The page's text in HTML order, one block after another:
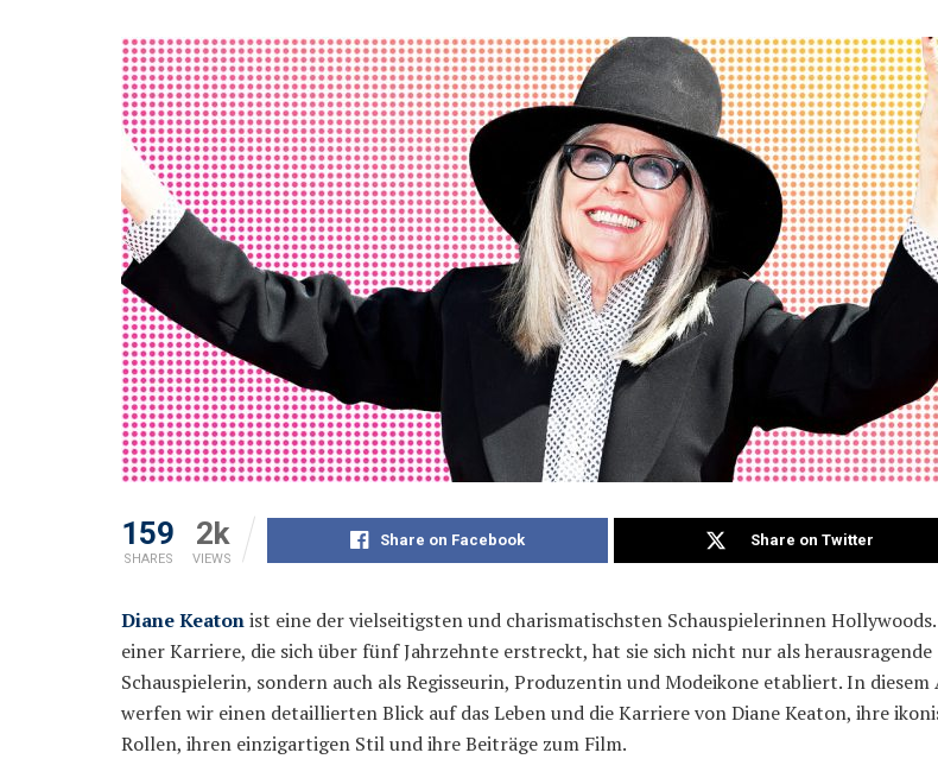
159
SHARES
2k
VIEWS
Share on Facebook Share on Twitter
Diane Keatonist eine der vielseitigsten und charismatischsten Schauspielerinnen
einer Karriere, die sich über fünf Jahrzehnte erstreckt, hat sie sich nicht nur als herausragende
Schauspielerin, sondern auch als Regisseurin, Produzentin und Modeikone etabliert. In
werfen wir einen detaillierten Blick auf das Leben und die Karriere von Diane Keaton, ihre
Rollen, ihren einzigartigen Stil und ihre Beiträge zum Film.